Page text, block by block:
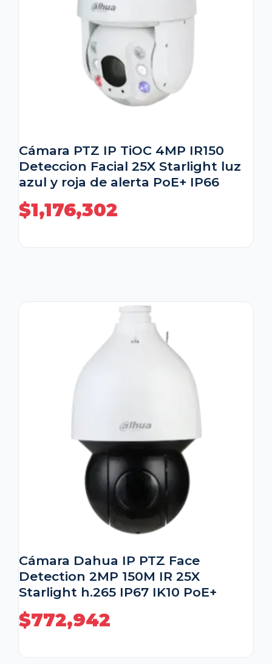
Cámara PTZ IP TiOC 4MP IR150
Deteccion Facial 25X Starlight luz
azul y roja de alerta PoE+ IP66
$1,176,302
Cámara Dahua IP PTZ Face
Detection 2MP 150M IR 25X
Starlight h.265 IP67 IK10 PoE+
$772,942